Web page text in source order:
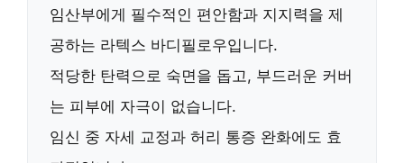
임산부에게 필수적인 편안함과 지지력을 제
공하는 라텍스 바디필로우입니다.
적당한 탄력으로 숙면을 돕고, 부드러운 커버
는 피부에 자극이 없습니다.
임신 중 자세 교정과 허리 통증 완화에도 효